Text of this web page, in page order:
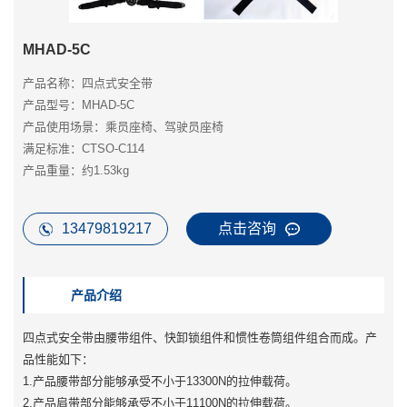
MHAD-5C
产品名称：四点式安全带
产品型号：MHAD-5C
产品使用场景：乘员座椅、驾驶员座椅
满足标准：CTSO-C114
产品重量：约1.53kg
13479819217 点击咨询
产品介绍
四点式安全带由腰带组件、快卸锁组件和惯性卷筒组件组合而成。产
品性能如下：
1.产品腰带部分能够承受不小于13300N的拉伸载荷。
2.产品肩带部分能够承受不小于11100N的拉伸载荷。